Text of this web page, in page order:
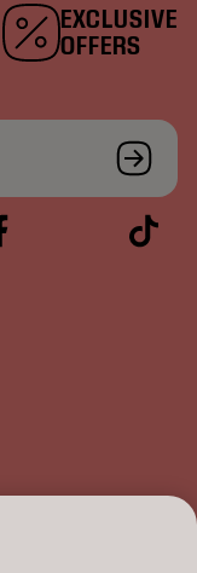
EXCLUSIVE
OFFERS